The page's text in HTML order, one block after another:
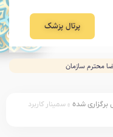
پرتال پزشک
محترم سازمان
برگزاری شده »سمینار کاربرد